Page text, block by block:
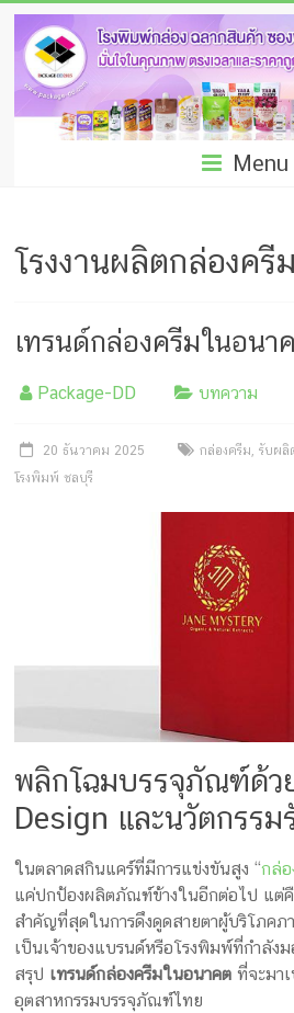
Skip
content
โรง
พิมพ์
กล่อง
ผลิต
ซอง
ฟอยล์
รับ
กล่อง
ครบ
ซอง
ฟอยล์
ผลิต
กล่อง
รับ
ผลิต
กล่อง
ครีม
Menu
โรงงานผลิตกล่องครีม
เทรนด์กล่องครีมในอนา
Package-DD บทความ
20 ธันวาคม 2025 กล่องครีม,รับผลิ
โรงพิมพ์ ชลบุรี
พลิกโฉมบรรจุภัณฑ์ด้ว
Design และนวัตกรรม
ในตลาดสกินแคร์ที่มีการแข่งขันสูง “กล่
แค่ปกป้องผลิตภัณฑ์ข้างในอีกต่อไป แต่คื
สำคัญที่สุดในการดึงดูดสายตาผู้บริโภค
เป็นเจ้าของแบรนด์หรือโรงพิมพ์ที่กำลัง
สรุป เทรนด์กล่องครีมในอนาคต ที่จะมา
อุตสาหกรรมบรรจุภัณฑ์ไทย